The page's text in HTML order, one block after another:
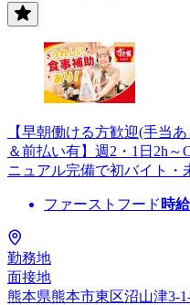
【早朝働ける方歓迎(手当
＆前払い有】週2・1日2h
ニュアル完備で初バイト・
ファーストフード 時給
勤務地
面接地
熊本県熊本市東区沼山津3-